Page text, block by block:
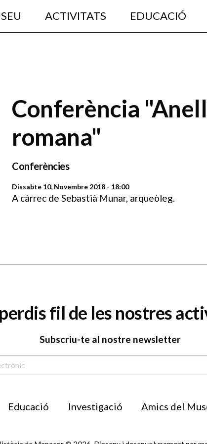
ACTIVITATS EDUCACIÓ
Conferència
romana"
Conferències
Dissabte 10, Novembre 2018 - 18:00
A càrrec de Sebastià Munar, arqueòleg.
fil de les nostres
Subscriu-te al nostre newsletter
Educació Investigació Amics del